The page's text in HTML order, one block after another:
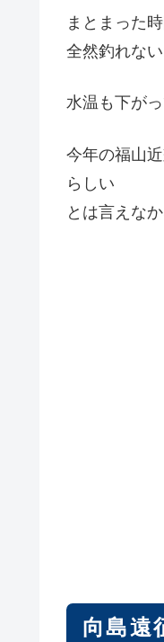
まとまった
全然釣れない
水温も下が
今年の福山
らしい
とは言えな
向島遠